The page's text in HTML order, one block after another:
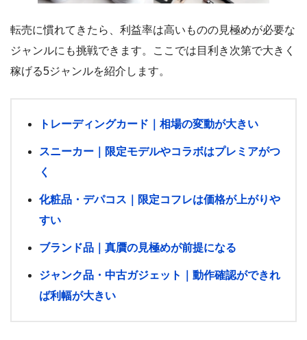
転売に慣れてきたら、利益率は高いものの見極めが必要な
ジャンルにも挑戦できます。ここでは目利き次第で大きく
稼げる5ジャンルを紹介します。
トレーディングカード｜相場の変動が大きい
スニーカー｜限定モデルやコラボはプレミアがつ
く
化粧品・デパコス｜限定コフレは価格が上がりや
すい
ブランド品｜真贋の見極めが前提になる
ジャンク品・中古ガジェット｜動作確認ができれ
ば利幅が大きい